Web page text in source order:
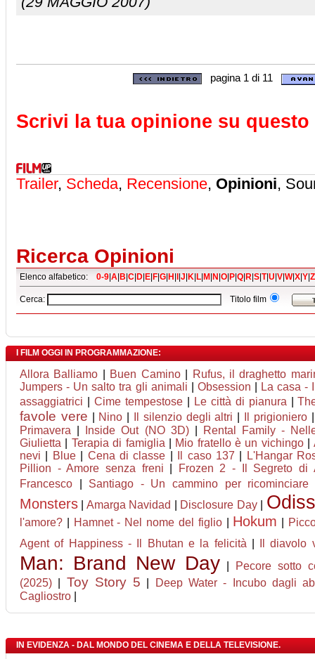
pagina 1 di 11
Scrivi la tua opinione su
Trailer, Scheda, Recensione, Opinioni,
Ricerca Opinioni
Elenco alfabetico: 0-9|A|B|C|D|E|F|G|H|I|J|K|L|M|N|O|P|Q|R|S|T|U|V|W|X|Y|Z
Cerca: Titolo film
I FILM OGGI IN PROGRAMMAZIONE:
Allora Balliamo Buen Camino|
Rufus, il draghetto
Jumpers - Un salto tra gli animali
Obsession
La casa -
assaggiatrici
Cime tempestose| Le città di pianura |
favole vere Nino Il silenzio degli altri Il prigioniero
Primavera
Inside Out (NO 3D)|
Rental Family -
Giulietta
Terapia di famiglia Mio fratello è un vichingo|
nevi
Blue| Cena di classe Il caso 137
L'Hangar
Pillion - Amore senza freni
Frozen 2 - Il Segreto di
Francesco
Santiago - Un cammino per ricominciare
Monsters Amarga Navidad Disclosure Day|
l'amore? Hamnet - Nel nome del figlio| Hokum
Agent of Happiness - Il Bhutan e la felicità
Il diavolo
Man: Brand New Day
Pecore sotto
(2025)
Toy Story 5
Deep Water - Incubo dagli
Cagliostro
IN EVIDENZA - DAL MONDO DEL CINEMA E DELLA TELEVISIONE.